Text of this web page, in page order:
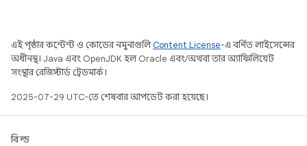
এই পৃষ্ঠার কন্টেন্ট ও কোডের নমুনাগুলিContent License-এ বর্ণিত লাইসেন্সের
অধীনস্থ। Java এবং OpenJDK হল Oracle এবং/অথবা তার অ্যাফিলিয়েট
সংস্থার রেজিস্টার্ড ট্রেডমার্ক।
2025-07-29 UTC-তে শেষবার আপডেট করা হয়েছে।
বিল্ড